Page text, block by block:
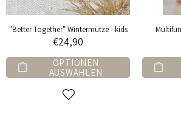
Socken mit Applikation - 3er Set
€12,90
OPTIONEN
AUSWÄHLEN